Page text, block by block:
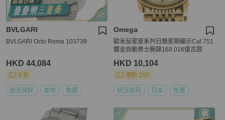
BVLGARI
BVLGARI Octo Roma 103739
HKD 44,084
9 折
狀況良好 本地 免運
Omega
歐米茄星座系列日曆星期顯示Cal 751
鍍金自動男士腕錶168.016復古款
HKD 10,104
現折 200
狀況尚可 日本 免運